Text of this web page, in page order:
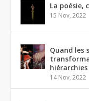
La poésie,
15 Nov, 2022
Quand les
hiérarchies
14 Nov, 2022